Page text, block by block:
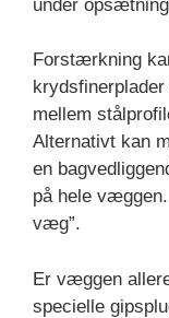
under
Forstærkning
mellem
Alternativt kan
en
på hele
væg”.
Er væggen
specielle